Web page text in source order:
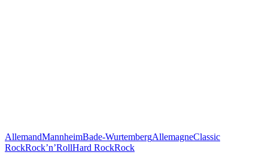
AllemandMannheimBade-WurtembergAllemagneClassic
RockRock’n’RollHard RockRock